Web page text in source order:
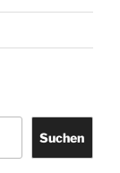
Suchen